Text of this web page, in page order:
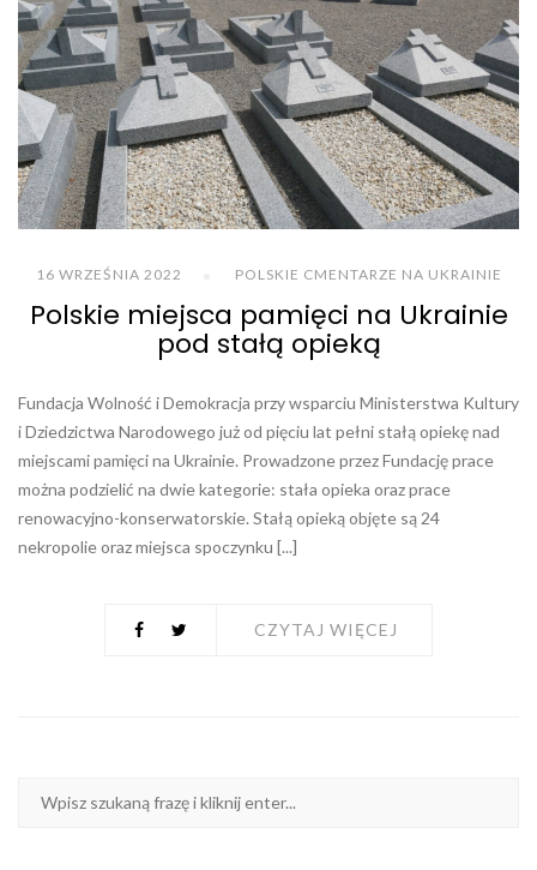
16 WRZEŚNIA 2022 POLSKIE CMENTARZE NA UKRAINIE
Polskie miejsca pamięci na Ukrainie
pod stałą opieką
Fundacja Wolność i Demokracja przy wsparciu Ministerstwa Kultury
i Dziedzictwa Narodowego już od pięciu lat pełni stałą opiekę nad
miejscami pamięci na Ukrainie. Prowadzone przez Fundację prace
można podzielić na dwie kategorie: stała opieka oraz prace
renowacyjno-konserwatorskie. Stałą opieką objęte są 24
nekropolie oraz miejsca spoczynku [...]
CZYTAJ WIĘCEJ